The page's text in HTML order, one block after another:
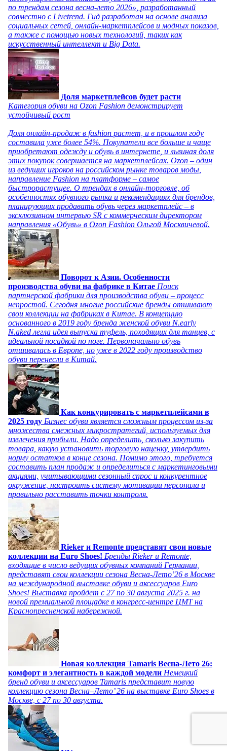
по трендам сезона весна-лето 2026», разработанный
совместно с Livetrend. Гид разработан на основе анализа
социальных сетей, онлайн-маркетплейсов и модных показов,
а также с помощью новых технологий, таких как
искусственный интеллект и Big Data.
Доля маркетплейсов будет расти
Категория обуви на Ozon Fashion демонстрирует
устойчивый рост
Доля онлайн-продаж в fashion растет, и в прошлом году
составила уже более 54%. Покупатели все больше и чаще
приобретают одежду и обувь в интернете, и львиная доля
этих покупок совершается на маркетплейсах. Ozon – один
из ведущих игроков на российском рынке товаров моды,
направление Fashion на платформе – самое
быстрорастущее. О трендах в онлайн-торговле, об
особенностях обувного рынка и рекомендациях для брендов,
планирующих продавать обувь через маркетплейс – в
эксклюзивном интервью SR с коммерческим директором
направления «Обувь» в Ozon Fashion Ольгой Москвичевой.
Поворот к Азии. Особенности
производства обуви на фабрике в Китае Поиск
партнерской фабрики для производства обуви – процесс
непростой. Сегодня многие российские бренды отшивают
свои коллекции на фабриках в Китае. В концепцию
основанного в 2019 году бренда женской обуви N.early
N.aked легла идея выпуска туфель, походящих для танцев, с
идеальной посадкой по ноге. Первоначально обувь
отшивалась в Европе, но уже в 2022 году производство
обуви перенесли в Китай.
Как конкурировать с маркетплейсами в
2025 году Бизнес обуви является сложным процессом из-за
множества смежных микростратегий, используемых для
извлечения прибыли. Надо определить, сколько закупить
товара, какую установить торговую наценку, утвердить
норму остатков в конце сезона. Помимо этого, требуется
составить план продаж и определиться с маркетинговыми
акциями, учитывающими сезонный спрос и конкурентное
окружение, настроить систему мотивации персонала и
правильно расставить точки контроля.
Rieker и Remonte представят свои новые
коллекции на Euro Shoes! Бренды Rieker и Remonte,
входящие в число ведущих обувных компаний Германии,
представят свои коллекции сезона Весна-Лето’26 в Москве
на международной выставке обуви и аксессуаров Euro
Shoes! Выставка пройдет c 27 по 30 августа 2025 г. на
новой премиальной площадке в конгресс-центре ЦМТ на
Краснопресненской набережной.
Новая коллекция Tamaris Весна-Лето 26:
комфорт и элегантность в каждой модели Немецкий
бренд обуви и аксессуаров Tamaris представит новую
коллекцию сезона Весна–Лето’ 26 на выставке Euro Shoes в
Москве, с 27 по 30 августа.